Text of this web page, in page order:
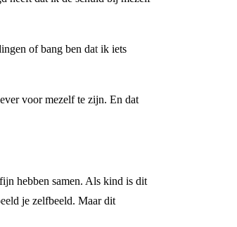
of bang ben dat ik iets
voor mezelf te zijn. En dat
hebben samen. Als kind is dit
je zelfbeeld. Maar dit